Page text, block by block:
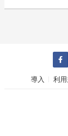
導入 利